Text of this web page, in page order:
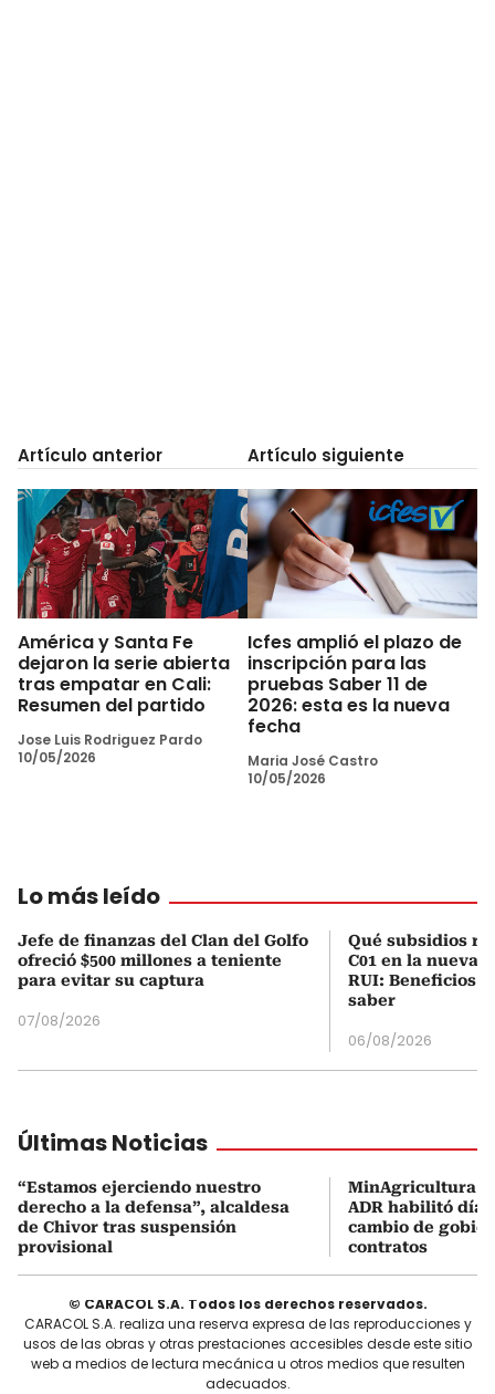
Artículo anterior
América y Santa Fe
dejaron la serie abierta
tras empatar en Cali:
Resumen del partido
Jose Luis Rodriguez Pardo
10/05/2026
Artículo siguiente
Icfes amplió el plazo de
inscripción para las
pruebas Saber 11 de
2026: esta es la nueva
fecha
Maria José Castro
10/05/2026
Lo más leído
Jefe de finanzas del Clan del Golfo
ofreció $500 millones a teniente
para evitar su captura
07/08/2026
Qué subsidios
C01 en la nueva
RUI: Beneficios
saber
06/08/2026
Últimas Noticias
“Estamos ejerciendo nuestro
derecho a la defensa”, alcaldesa
de Chivor tras suspensión
provisional
MinAgricultura
ADR habilitó día
cambio de
contratos
© CARACOL S.A. Todos los derechos reservados.
CARACOL S.A. realiza una reserva expresa de las reproducciones y
usos de las obras y otras prestaciones accesibles desde este sitio
web a medios de lectura mecánica u otros medios que resulten
adecuados.